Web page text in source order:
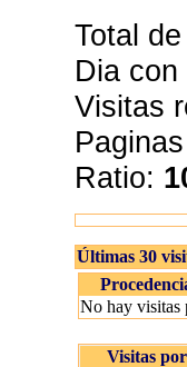
Total
Dia
Visitas
Ratio:
Últimas 30
No hay visitas
Visitas